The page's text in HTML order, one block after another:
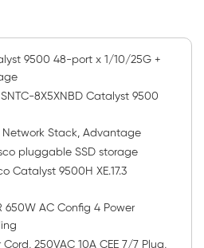
9500 48-port x 1/10/25G +
8X5XNBD Catalyst 9500
Stack, Advantage
pluggable SSD storage
Catalyst 9500H XE.17.3
650W AC Config 4 Power
250VAC 10A CEE 7/7 Plug,